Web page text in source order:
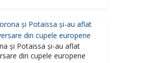
și Potaissa și-au aflat
din cupele europene